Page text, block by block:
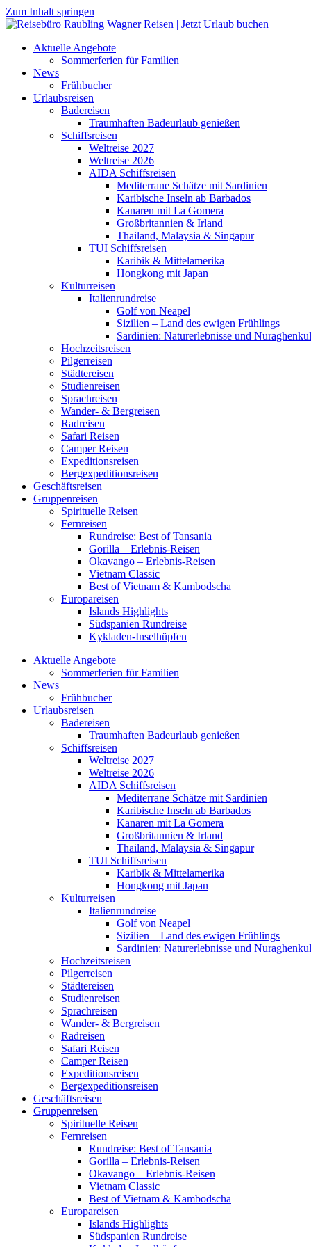
Zum Inhalt springen
Aktuelle Angebote
Sommerferien für Familien
News
Frühbucher
Urlaubsreisen
Badereisen
Traumhaften Badeurlaub genießen
Schiffsreisen
Weltreise 2027
Weltreise 2026
AIDA Schiffsreisen
Mediterrane Schätze mit Sardinien
Karibische Inseln ab Barbados
Kanaren mit La Gomera
Großbritannien & Irland
Thailand, Malaysia & Singapur
TUI Schiffsreisen
Karibik & Mittelamerika
Hongkong mit Japan
Kulturreisen
Italienrundreise
Golf von Neapel
Sizilien – Land des ewigen Frühlings
Sardinien: Naturerlebnisse und
Hochzeitsreisen
Pilgerreisen
Städtereisen
Studienreisen
Sprachreisen
Wander- & Bergreisen
Radreisen
Safari Reisen
Camper Reisen
Expeditionsreisen
Bergexpeditionsreisen
Geschäftsreisen
Gruppenreisen
Spirituelle Reisen
Fernreisen
Rundreise: Best of Tansania
Gorilla – Erlebnis-Reisen
Okavango – Erlebnis-Reisen
Vietnam Classic
Best of Vietnam & Kambodscha
Europareisen
Islands Highlights
Südspanien Rundreise
Kykladen-Inselhüpfen
Aktuelle Angebote
Sommerferien für Familien
News
Frühbucher
Urlaubsreisen
Badereisen
Traumhaften Badeurlaub genießen
Schiffsreisen
Weltreise 2027
Weltreise 2026
AIDA Schiffsreisen
Mediterrane Schätze mit Sardinien
Karibische Inseln ab Barbados
Kanaren mit La Gomera
Großbritannien & Irland
Thailand, Malaysia & Singapur
TUI Schiffsreisen
Karibik & Mittelamerika
Hongkong mit Japan
Kulturreisen
Italienrundreise
Golf von Neapel
Sizilien – Land des ewigen Frühlings
Sardinien: Naturerlebnisse und
Hochzeitsreisen
Pilgerreisen
Städtereisen
Studienreisen
Sprachreisen
Wander- & Bergreisen
Radreisen
Safari Reisen
Camper Reisen
Expeditionsreisen
Bergexpeditionsreisen
Geschäftsreisen
Gruppenreisen
Spirituelle Reisen
Fernreisen
Rundreise: Best of Tansania
Gorilla – Erlebnis-Reisen
Okavango – Erlebnis-Reisen
Vietnam Classic
Best of Vietnam & Kambodscha
Europareisen
Islands Highlights
Südspanien Rundreise